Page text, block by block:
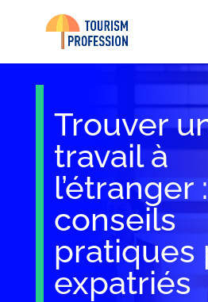
Trouver
travail à
l’étranger :
conseils
pratiques
expatriés